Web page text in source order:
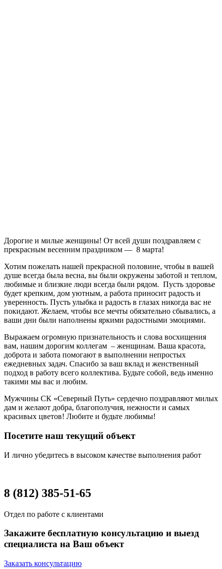
Дорогие и милые женщины! От всей души поздравляем с
прекрасным весенним праздником — 8 марта!
Хотим пожелать нашей прекрасной половине, чтобы в вашей
душе всегда была весна, вы были окружены заботой и теплом,
любимые и близкие люди всегда были рядом. Пусть здоровье
будет крепким, дом уютным, а работа приносит радость и
уверенность. Пусть улыбка и радость в глазах никогда вас не
покидают. Желаем, чтобы все мечты обязательно сбывались, а
ваши дни были наполнены яркими радостными эмоциями.
Выражаем огромную признательность и слова восхищения
вам, нашим дорогим коллегам – женщинам. Ваша красота,
доброта и забота помогают в выполнении непростых
ежедневных задач. Спасибо за ваш вклад и женственный
подход в работу всего коллектива. Будьте собой, ведь именно
такими мы вас и любим.
Мужчины СК «Северный Путь» сердечно поздравляют милых
дам и желают добра, благополучия, нежности и самых
красивых цветов! Любите и будьте любимы!
Посетите наш текущий объект
И лично убедитесь в высоком качестве выполнения работ
8 (812) 385-51-65
Отдел по работе с клиентами
Закажите бесплатную консультацию и выезд
специалиста на Ваш объект
Заказать консультацию